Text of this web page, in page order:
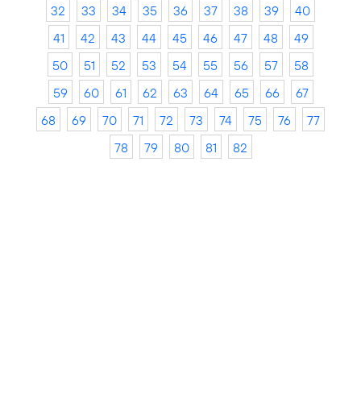
32
33 34 35 36 37 38 39
40
41
42 43 44 45 46 47 48
49
50
51 52 53 54 55 56 57
58
59
60 61 62 63 64 65 66
67
68
69 70 71 72 73 74 75 76
77
78
79 80 81 82